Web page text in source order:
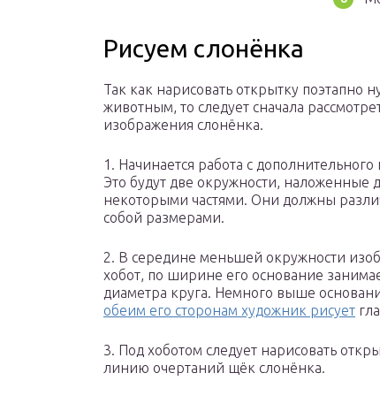
Рисуем слонёнка
Так как нарисовать открытку поэтапно
животным, то следует сначала
изображения слонёнка.
1. Начинается работа с дополнительного
Это будут две окружности, наложенные
некоторыми частями. Они должны
собой размерами.
2. В середине меньшей окружности
хобот, по ширине его основание
диаметра круга. Немного выше
обеим его сторонам художник рисует
3. Под хоботом следует нарисовать
линию очертаний щёк слонёнка.